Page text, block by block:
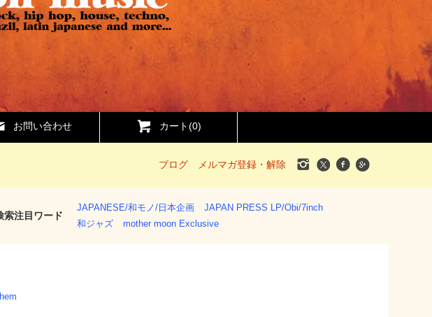
お問い合わせ カート(0)
ブログ メルマガ登録・解除
索注目ワード
JAPANESE/和モノ/日本企画
JAPAN PRESS LP/Obi/7inch
和ジャズ
mother moon Exclusive